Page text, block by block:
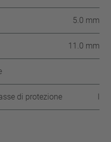
5.0 mm
11.0 mm
di protezione I